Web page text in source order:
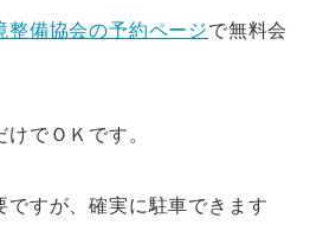
整備協会の予約ページで無料会
でＯＫです。
ですが、確実に駐車できます